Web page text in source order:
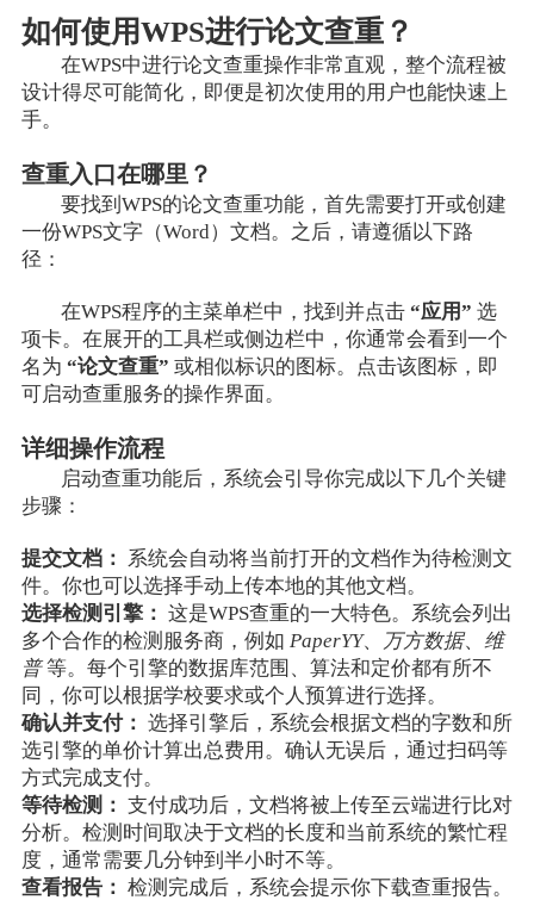
如何使用WPS进行论文查重？
在WPS中进行论文查重操作非常直观，整个流程被
设计得尽可能简化，即便是初次使用的用户也能快速上
手。
查重入口在哪里？
要找到WPS的论文查重功能，首先需要打开或创建
一份WPS文字（Word）文档。之后，请遵循以下路
径：
在WPS程序的主菜单栏中，找到并点击“应用” 选
项卡。在展开的工具栏或侧边栏中，你通常会看到一个
名为 “论文查重” 或相似标识的图标。点击该图标，即
可启动查重服务的操作界面。
详细操作流程
启动查重功能后，系统会引导你完成以下几个关键
步骤：
提交文档： 系统会自动将当前打开的文档作为待检测文
件。你也可以选择手动上传本地的其他文档。
选择检测引擎： 这是WPS查重的一大特色。系统会列出
多个合作的检测服务商，例如 PaperYY、 万方数据、 维
普等。每个引擎的数据库范围、算法和定价都有所不
同，你可以根据学校要求或个人预算进行选择。
确认并支付： 选择引擎后，系统会根据文档的字数和所
选引擎的单价计算出总费用。确认无误后，通过扫码等
方式完成支付。
等待检测： 支付成功后，文档将被上传至云端进行比对
分析。检测时间取决于文档的长度和当前系统的繁忙程
度，通常需要几分钟到半小时不等。
查看报告： 检测完成后，系统会提示你下载查重报告。